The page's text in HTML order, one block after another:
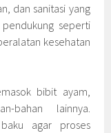
dan sanitasi yang
seperti
kesehatan
bibit ayam,
bahan lainnya.
agar proses